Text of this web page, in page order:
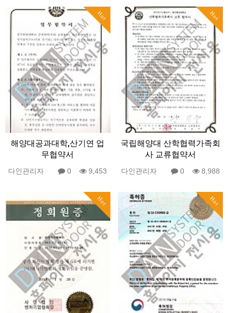
Hot
해양대공과대학,산기연 업
무협약서
다인관리자 0 9,453
Hot
국립해양대 산학협력가족회
사 교류협약서
다인관리자 0 8,988
Hot Hot